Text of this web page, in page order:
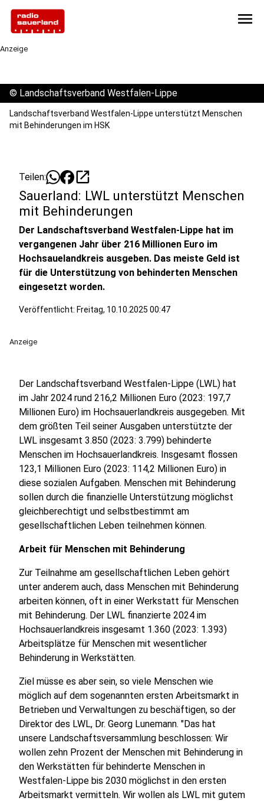
menu
Anzeige
© Landschaftsverband Westfalen-Lippe
Landschaftsverband Westfalen-Lippe unterstützt Menschen
mit Behinderungen im HSK
Teilen: open_in_new
Sauerland: LWL unterstützt Menschen
mit Behinderungen
Der Landschaftsverband Westfalen-Lippe hat im
vergangenen Jahr über 216 Millionen Euro im
Hochsauelandkreis ausgeben. Das meiste Geld ist
für die Unterstützung von behinderten Menschen
eingesetzt worden.
Veröffentlicht: Freitag, 10.10.2025 00:47
Anzeige
Der Landschaftsverband Westfalen-Lippe (LWL) hat
im Jahr 2024 rund 216,2 Millionen Euro (2023: 197,7
Millionen Euro) im Hochsauerlandkreis ausgegeben. Mit
dem größten Teil seiner Ausgaben unterstützte der
LWL insgesamt 3.850 (2023: 3.799) behinderte
Menschen im Hochsauerlandkreis. Insgesamt flossen
123,1 Millionen Euro (2023: 114,2 Millionen Euro) in
diese sozialen Aufgaben. Menschen mit Behinderung
sollen durch die finanzielle Unterstützung möglichst
gleichberechtigt und selbstbestimmt am
gesellschaftlichen Leben teilnehmen können.
Arbeit für Menschen mit Behinderung
Zur Teilnahme am gesellschaftlichen Leben gehört
unter anderem auch, dass Menschen mit Behinderung
arbeiten können, oft in einer Werkstatt für Menschen
mit Behinderung. Der LWL finanzierte 2024 im
Hochsauerlandkreis insgesamt 1.360 (2023: 1.393)
Arbeitsplätze für Menschen mit wesentlicher
Behinderung in Werkstätten.
Ziel müsse es aber sein, so viele Menschen wie
möglich auf dem sogenannten ersten Arbeitsmarkt in
Betrieben und Verwaltungen zu beschäftigen, so der
Direktor des LWL, Dr. Georg Lunemann. "Das hat
unsere Landschaftsversammlung beschlossen: Wir
wollen zehn Prozent der Menschen mit Behinderung in
den Werkstätten für behinderte Menschen in
Westfalen-Lippe bis 2030 möglichst in den ersten
Arbeitsmarkt vermitteln. Wir wollen als LWL mit gutem